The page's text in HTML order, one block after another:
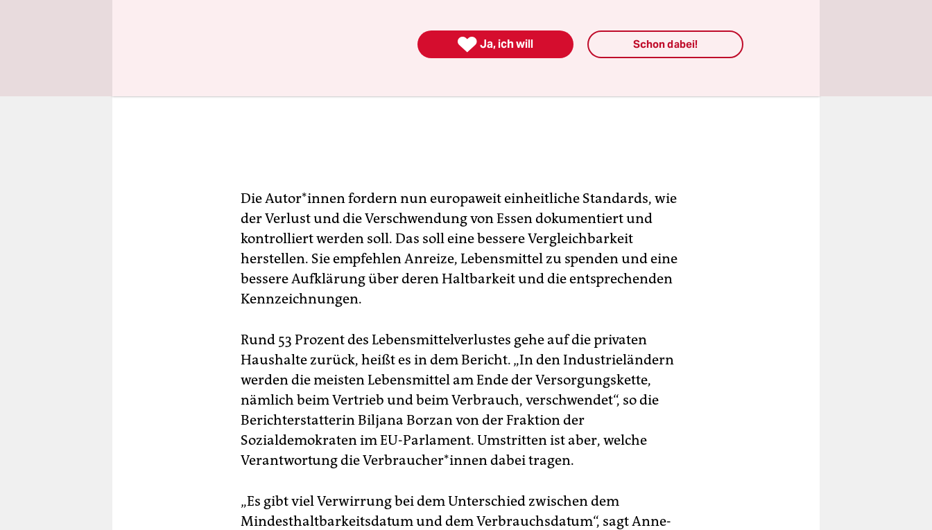
Die Autor*innen fordern nun europaweit einheitliche Standards, wie
der Verlust und die Verschwendung von Essen dokumentiert und
kontrolliert werden soll. Das soll eine bessere Vergleichbarkeit
herstellen. Sie empfehlen Anreize, Lebensmittel zu spenden und eine
bessere Aufklärung über deren Haltbarkeit und die entsprechenden
Kennzeichnungen.
Rund 53 Prozent des Lebensmittelverlustes gehe auf die privaten
Haushalte zurück, heißt es in dem Bericht. „In den Industrieländern
werden die meisten Lebensmittel am Ende der Versorgungskette,
nämlich beim Vertrieb und beim Verbrauch, verschwendet“, so die
Berichterstatterin Biljana Borzan von der Fraktion der
Sozialdemokraten im EU-Parlament. Umstritten ist aber, welche
Verantwortung die Verbraucher*innen dabei tragen.
„Es gibt viel Verwirrung bei dem Unterschied zwischen dem
Mindesthaltbarkeitsdatum und dem Verbrauchsdatum“, sagt Anne-
 Ja, ich will Schon dabei!